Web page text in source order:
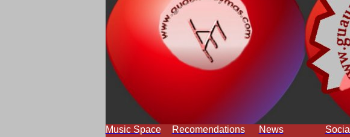
Music Space Recomendations News Social